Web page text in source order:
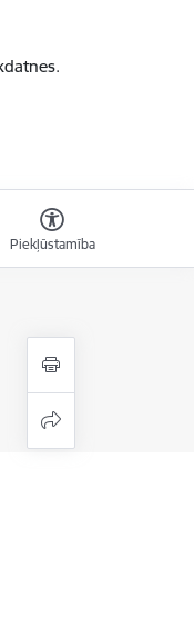
Piekļūstamība